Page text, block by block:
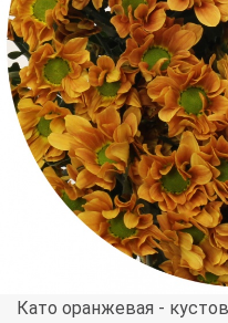
Като оранжевая -